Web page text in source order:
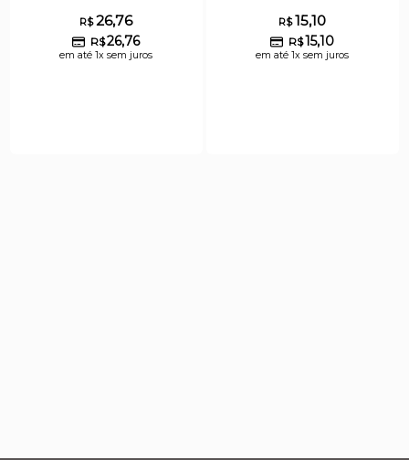
R$26,76
R$26,76
em até 1x sem juros
R$15,10
R$15,10
em até 1x sem juros